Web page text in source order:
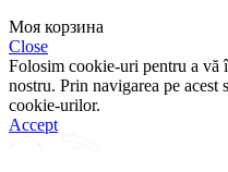
Моя корзина
Close
Folosim cookie-uri pentru a vă
nostru. Prin navigarea pe acest
cookie-urilor.
Accept